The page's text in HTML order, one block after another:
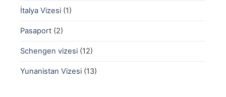
İtalya Vizesi (1)
Pasaport (2)
Schengen vizesi (12)
Yunanistan Vizesi (13)